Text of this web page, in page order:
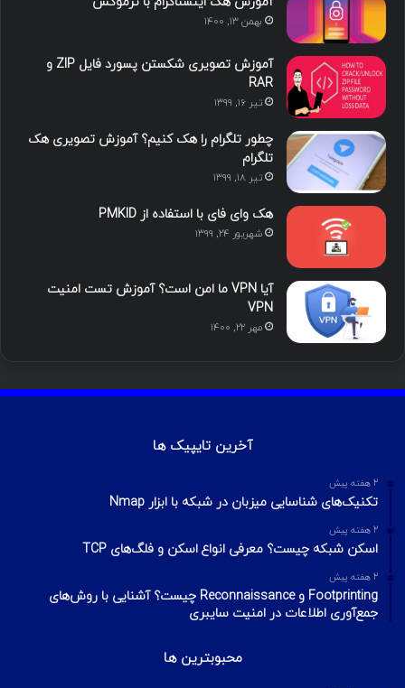
د
ی
ن
و
ت
گ
ا
ا
بهمن ۱۳, ۱۴۰۰
آموزش تصویری شکستن پسورد فایل ZIP و
RAR
تیر ۱۶, ۱۳۹۹
چطور تلگرام را هک کنیم؟ آموزش تصویری هک
تلگرام
تیر ۱۸, ۱۳۹۹
هک وای فای با استفاده از PMKID
شهریور ۲۴, ۱۳۹۹
آیا VPN ما امن است؟ آموزش تست امنیت
VPN
مهر ۲۲, ۱۴۰۰
آخرین تایپیک ها
2 هفته پیش
تکنیک‌های شناسایی میزبان در شبکه با ابزار Nmap
2 هفته پیش
اسکن شبکه چیست؟ معرفی انواع اسکن و فلگ‌های TCP
2 هفته پیش
Footprinting و Reconnaissance چیست؟ آشنایی با روش‌های
جمع‌آوری اطلاعات در امنیت سایبری
محبوبترین ها